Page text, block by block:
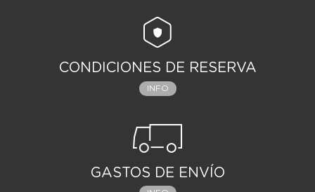
CONDICIONES DE RESERVA
INFO
GASTOS DE ENVÍO